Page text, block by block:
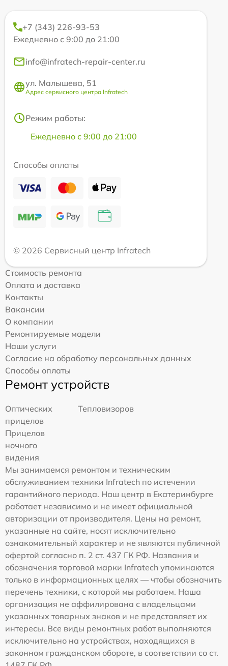
+7 (343) 226-93-53
Ежедневно с 9:00 до 21:00
info@infratech-repair-center.ru
ул. Малышева, 51
Адрес сервисного центра Infratech
Режим работы:
Ежедневно с 9:00 до 21:00
Способы оплаты
© 2026 Сервисный центр Infratech
Стоимость ремонта
Оплата и доставка
Контакты
Вакансии
О компании
Ремонтируемые модели
Наши услуги
Согласие на обработку персональных данных
Способы оплаты
Ремонт устройств
Оптических
прицелов
Тепловизоров
Прицелов
ночного
видения
Мы занимаемся ремонтом и техническим
обслуживанием техники Infratech по истечении
гарантийного периода. Наш центр в Екатеринбурге
работает независимо и не имеет официальной
авторизации от производителя. Цены на ремонт,
указанные на сайте, носят исключительно
ознакомительный характер и не являются публичной
офертой согласно п. 2 ст. 437 ГК РФ. Названия и
обозначения торговой марки Infratech упоминаются
только в информационных целях — чтобы обозначить
перечень техники, с которой мы работаем. Наша
организация не аффилирована с владельцами
указанных товарных знаков и не представляет их
интересы. Все виды ремонтных работ выполняются
исключительно на устройствах, находящихся в
законном гражданском обороте, в соответствии со ст.